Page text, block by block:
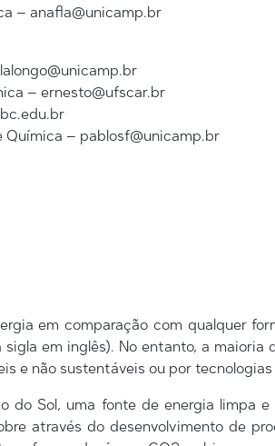
– anafla@unicamp.br
– ernesto@ufscar.br
Química – pablosf@unicamp.br
em comparação com qualquer
em inglês). No entanto, a
​​e não sustentáveis ​​ou por
do Sol, uma fonte de energia limpa
através do desenvolvimento de